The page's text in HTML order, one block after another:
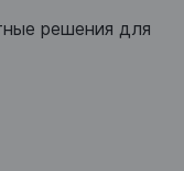
решения для